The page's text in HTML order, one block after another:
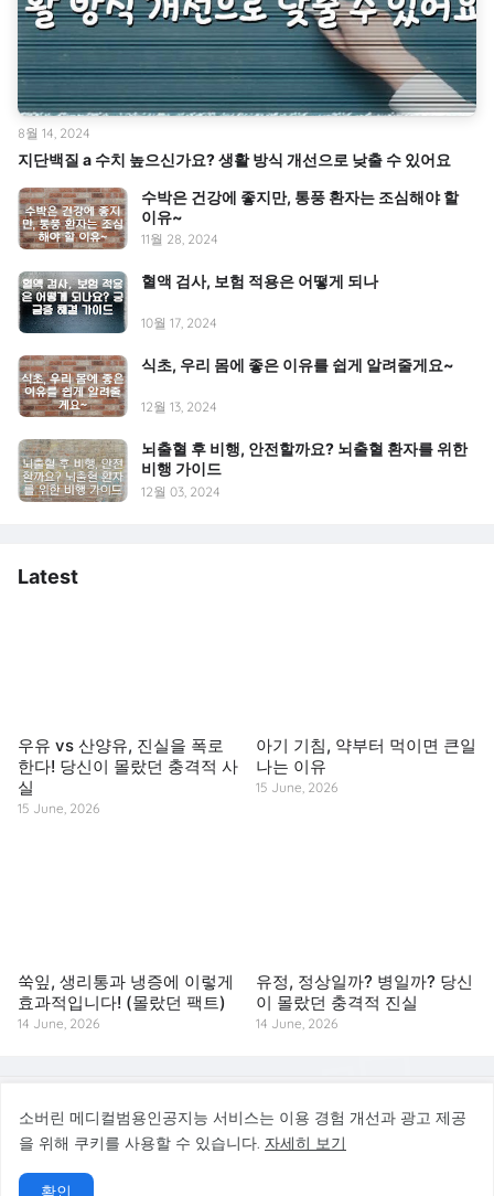
지단백질 a 수치 높으신가요? 생활 방식 개선으로 낮출 수 있어요
8월 14, 2024
수박은 건강에 좋지만, 통풍 환자는 조심해야 할
이유~
11월 28, 2024
혈액 검사, 보험 적용은 어떻게 되나
10월 17, 2024
식초, 우리 몸에 좋은 이유를 쉽게 알려줄게요~
12월 13, 2024
뇌출혈 후 비행, 안전할까요? 뇌출혈 환자를 위한
비행 가이드
12월 03, 2024
Latest
우유 vs 산양유, 진실을 폭로
한다! 당신이 몰랐던 충격적 사
실
15 June, 2026
아기 기침, 약부터 먹이면 큰일
나는 이유
15 June, 2026
쑥잎, 생리통과 냉증에 이렇게
효과적입니다! (몰랐던 팩트)
14 June, 2026
유정, 정상일까? 병일까? 당신
이 몰랐던 충격적 진실
14 June, 2026
© 2026 소버린 메디컬범용인공지능 서비스. All rights reserved.
소버린 메디컬범용인공지능 서비스는 건강·질병예방·바디케어 정보를 제공하는 참고
소버린 메디컬범용인공지능 서비스는 이용 경험 개선과 광고 제공
을 위해 쿠키를 사용할 수 있습니다. 자세히 보기
확인